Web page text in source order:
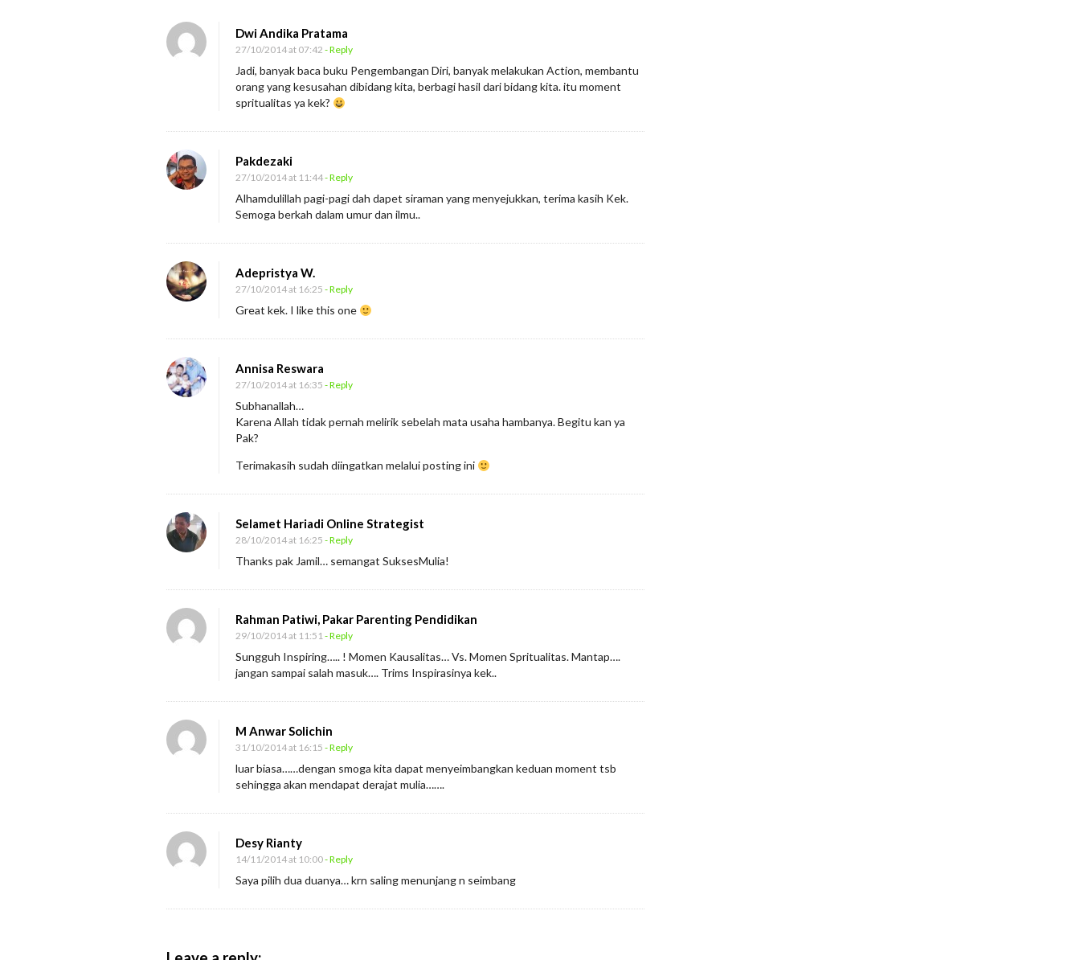
C
i
p
t
a
k
a
n
M
o
m
e
n
Dwi Andika Pratama
27/10/2014 at 07:42 - Reply
Jadi, banyak baca buku Pengembangan Diri, banyak melakukan Action, membantu
orang yang kesusahan dibidang kita, berbagi hasil dari bidang kita. itu moment
spritualitas ya kek?
Pakdezaki
27/10/2014 at 11:44- Reply
Alhamdulillah pagi-pagi dah dapet siraman yang menyejukkan, terima kasih Kek.
Semoga berkah dalam umur dan ilmu..
Adepristya W.
27/10/2014 at 16:25 - Reply
Great kek. I like this one
Annisa Reswara
27/10/2014 at 16:35 - Reply
Subhanallah…
Karena Allah tidak pernah melirik sebelah mata usaha hambanya. Begitu kan ya
Pak?
Terimakasih sudah diingatkan melalui posting ini
Selamet Hariadi Online Strategist
28/10/2014 at 16:25 - Reply
Thanks pak Jamil… semangat SuksesMulia!
Rahman Patiwi, Pakar Parenting Pendidikan
29/10/2014 at 11:51- Reply
Sungguh Inspiring….. ! Momen Kausalitas… Vs. Momen Spritualitas. Mantap….
jangan sampai salah masuk…. Trims Inspirasinya kek..
M Anwar Solichin
31/10/2014 at 16:15 - Reply
luar biasa……dengan smoga kita dapat menyeimbangkan keduan moment tsb
sehingga akan mendapat derajat mulia…….
Desy Rianty
14/11/2014 at 10:00- Reply
Saya pilih dua duanya… krn saling menunjang n seimbang